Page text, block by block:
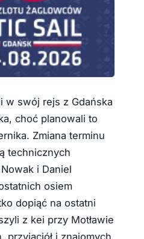
w swój rejs z Gdańska
choć planowali to
Zmiana terminu
technicznych
i Daniel
osiem
dopiąć na ostatni
z kei przy Motławie